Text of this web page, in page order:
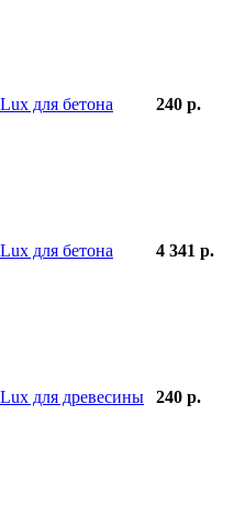
для бетона 240 р.
для бетона 4 341 р.
для древесины 240 р.